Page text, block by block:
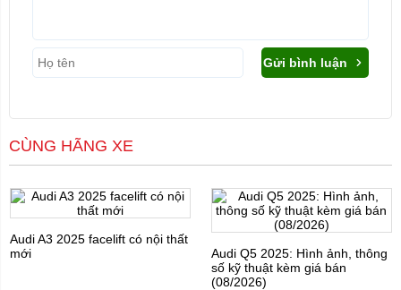
Gửi bình luận
CÙNG HÃNG XE
Audi A3 2025 facelift có nội thất
mới
Audi Q5 2025: Hình ảnh, thông
số kỹ thuật kèm giá bán
(08/2026)